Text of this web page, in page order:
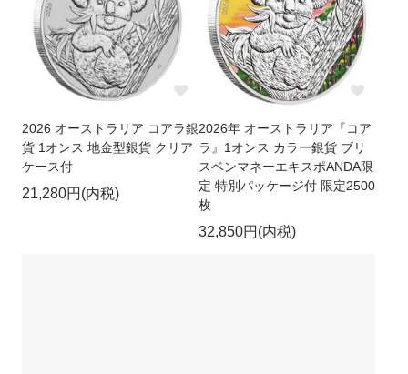
2026 オーストラリア コアラ銀
貨 1オンス 地金型銀貨 クリア
ケース付
21,280円(内税)
2026年 オーストラリア『コア
ラ』1オンス カラー銀貨 ブリ
スベンマネーエキスポANDA限
定 特別パッケージ付 限定2500
枚
32,850円(内税)